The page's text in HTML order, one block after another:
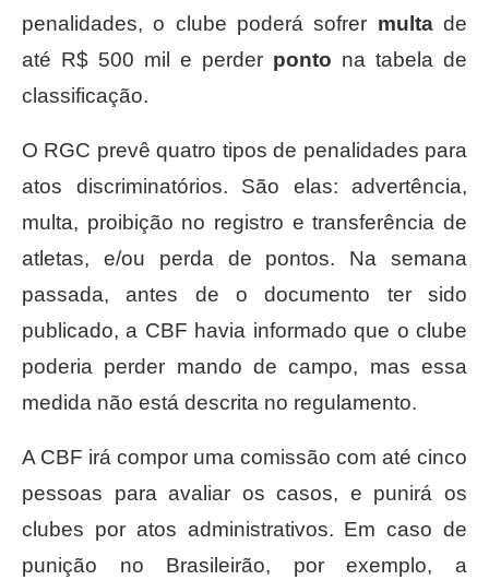
penalidades, o clube poderá sofrer multade
até R$ 500 mil e perder ponto na tabela de
classificação.
O RGC prevê quatro tipos de penalidades para
atos discriminatórios. São elas: advertência,
multa, proibição no registro e transferência de
atletas, e/ou perda de pontos. Na semana
passada, antes de o documento ter sido
publicado, a CBF havia informado que o clube
poderia perder mando de campo, mas essa
medida não está descrita no regulamento.
A CBF irá compor uma comissão com até cinco
pessoas para avaliar os casos, e punirá os
clubes por atos administrativos. Em caso de
punição no Brasileirão, por exemplo, a